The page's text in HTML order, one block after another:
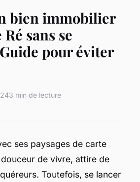
bien immobilier
sans se
pour éviter
3 min de lecture
ses paysages de carte
de vivre, attire de
Toutefois, se lancer